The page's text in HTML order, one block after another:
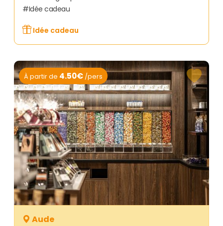
Idée cadeau
Idée cadeau
Aude
À partir de 4.50€ /pers